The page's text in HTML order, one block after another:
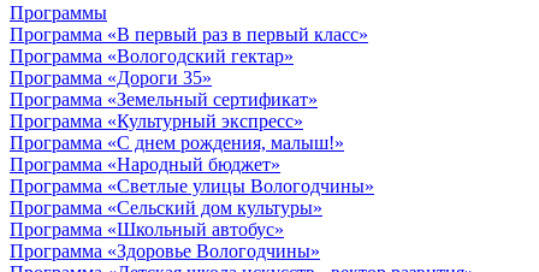
Программы
Программа «В первый раз в первый класс»
Программа «Вологодский гектар»
Программа «Дороги 35»
Программа «Земельный сертификат»
Программа «Культурный экспресс»
Программа «С днем рождения, малыш!»
Программа «Народный бюджет»
Программа «Светлые улицы Вологодчины»
Программа «Сельский дом культуры»
Программа «Школьный автобус»
Программа «Здоровье Вологодчины»